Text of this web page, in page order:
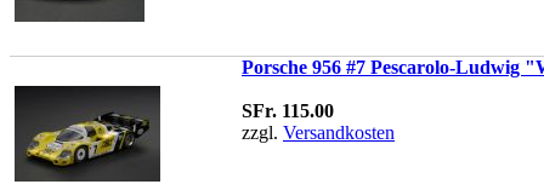
Porsche 956 #7 Pescarolo-Ludwig
SFr. 115.00
zzgl. Versandkosten